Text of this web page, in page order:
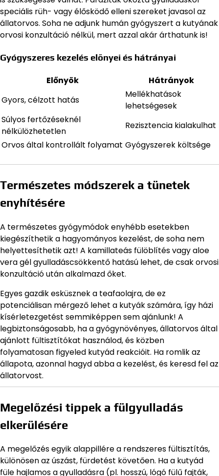
speciális rüh- vagy élősködő elleni szereket javasol az
állatorvos. Soha ne adjunk humán gyógyszert a kutyának
orvosi konzultáció nélkül, mert azzal akár árthatunk is!
Gyógyszeres kezelés előnyei és hátrányai
Előnyök
Hátrányok
Gyors, célzott hatás
Mellékhatások
lehetségesek
Súlyos fertőzéseknél
nélkülözhetetlen
Rezisztencia kialakulhat
Orvos által kontrollált folyamat Gyógyszerek költsége
Természetes módszerek a tünetek
enyhítésére
A természetes gyógymódok enyhébb esetekben
kiegészíthetik a hagyományos kezelést, de soha nem
helyettesíthetik azt! A kamillateás fülöblítés vagy aloe
vera gél gyulladáscsökkentő hatású lehet, de csak orvosi
konzultáció után alkalmazd őket.
Egyes gazdik esküsznek a teafaolajra, de ez
potenciálisan mérgező lehet a kutyák számára, így házi
kísérletezgetést semmiképpen sem ajánlunk! A
legbiztonságosabb, ha a gyógynövényes, állatorvos által
ajánlott fültisztítókat használod, és közben
folyamatosan figyeled kutyád reakcióit. Ha romlik az
állapota, azonnal hagyd abba a kezelést, és keresd fel az
állatorvost.
Megelőzési tippek a fülgyulladás
elkerülésére
A megelőzés egyik alappillére a rendszeres fültisztítás,
különösen az úszást, fürdetést követően. Ha a kutyád
füle hajlamos a gyulladásra (pl. hosszú, lógó fülű fajták,